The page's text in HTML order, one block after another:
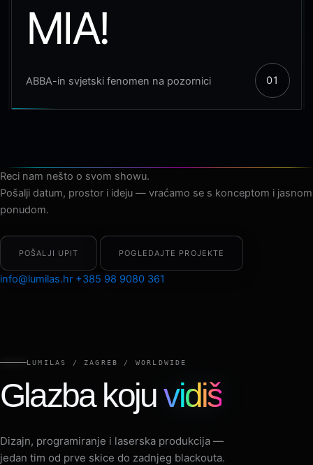
MIA!
ABBA-in svjetski fenomen na pozornici
Reci nam nešto o svom showu.
Pošalji datum, prostor i ideju — vraćamo se s konceptom i jasnom
ponudom.
POŠALJI UPIT POGLEDAJTE PROJEKTE
info@lumilas.hr +385 98 9080 361
LUMILAS / ZAGREB / WORLDWIDE
Glazba kojuvidiš
Dizajn, programiranje i laserska produkcija —
jedan tim od prve skice do zadnjeg blackouta.